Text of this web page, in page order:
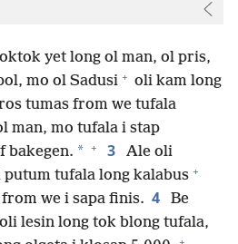
yet long ol man, ol pris,
mo ol Sadusi + oli kam long
tumas from we tufala
man, mo tufala i stap
bakegen. * + 3
Ale oli
tufala long kalabus +
we i sapa finis. 4
Be
lesin long tok blong tufala,